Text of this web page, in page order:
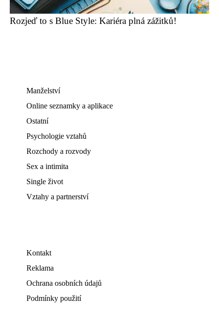
Rozjeď to s Blue Style: Kariéra plná zážitků!
Manželství
Online seznamky a aplikace
Ostatní
Psychologie vztahů
Rozchody a rozvody
Sex a intimita
Single život
Vztahy a partnerství
Kontakt
Reklama
Ochrana osobních údajů
Podmínky použití